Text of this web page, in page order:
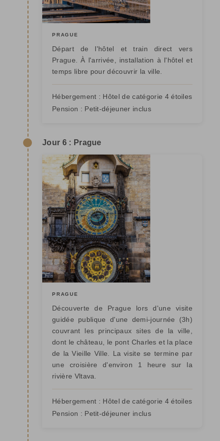
PRAGUE
Départ de l'hôtel et train direct vers
Prague. À l'arrivée, installation à l'hôtel et
temps libre pour découvrir la ville.
Hébergement : Hôtel de catégorie 4 étoiles
Pension : Petit-déjeuner inclus
Jour 6 : Prague
PRAGUE
Découverte de Prague lors d'une visite
guidée publique d'une demi-journée (3h)
couvrant les principaux sites de la ville,
dont le château, le pont Charles et la place
de la Vieille Ville. La visite se termine par
une croisière d'environ 1 heure sur la
rivière Vltava.
Hébergement : Hôtel de catégorie 4 étoiles
Pension : Petit-déjeuner inclus